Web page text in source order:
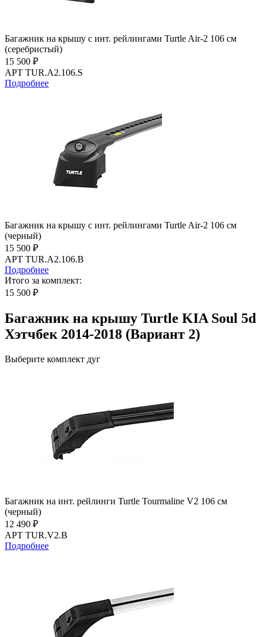
Багажник на крышу с инт. рейлингами Turtle Air-2 106 см
(серебристый)
15 500 ₽
АРТ TUR.A2.106.S
Подробнее
Багажник на крышу с инт. рейлингами Turtle Air-2 106 см
(черный)
15 500 ₽
АРТ TUR.A2.106.B
Подробнее
Итого за комплект:
15 500 ₽
Багажник на крышу Turtle KIA Soul 5d
Хэтчбек 2014-2018 (Вариант 2)
Выберите комплект дуг
Багажник на инт. рейлинги Turtle Tourmaline V2 106 см
(черный)
12 490 ₽
АРТ TUR.V2.B
Подробнее